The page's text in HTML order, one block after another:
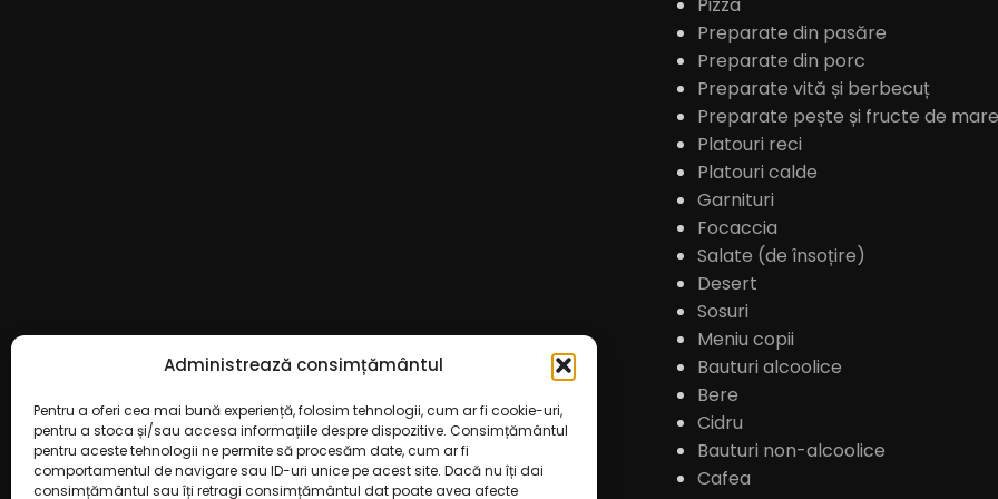
Administrează consimțământul
Pentru a oferi cea mai bună experiență, folosim tehnologii, cum ar fi cookie-uri,
pentru a stoca și/sau accesa informațiile despre dispozitive. Consimțământul
pentru aceste tehnologii ne permite să procesăm date, cum ar fi
comportamentul de navigare sau ID-uri unice pe acest site. Dacă nu îți dai
consimțământul sau îți retragi consimțământul dat poate avea afecte
Pizza
Preparate din pasăre
Preparate din porc
Preparate vită și berbecuț
Preparate pește și fructe de mare
Platouri reci
Platouri calde
Garnituri
Focaccia
Salate (de însoțire)
Desert
Sosuri
Meniu copii
Bauturi alcoolice
Bere
Cidru
Bauturi non-alcoolice
Cafea